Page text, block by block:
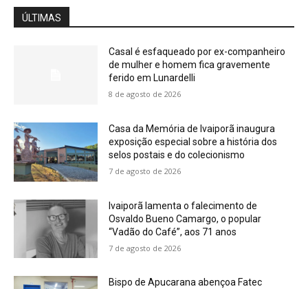
ÚLTIMAS
Casal é esfaqueado por ex-companheiro
de mulher e homem fica gravemente
ferido em Lunardelli
8 de agosto de 2026
Casa da Memória de Ivaiporã inaugura
exposição especial sobre a história dos
selos postais e do colecionismo
7 de agosto de 2026
Ivaiporã lamenta o falecimento de
Osvaldo Bueno Camargo, o popular
“Vadão do Café”, aos 71 anos
7 de agosto de 2026
Bispo de Apucarana abençoa Fatec